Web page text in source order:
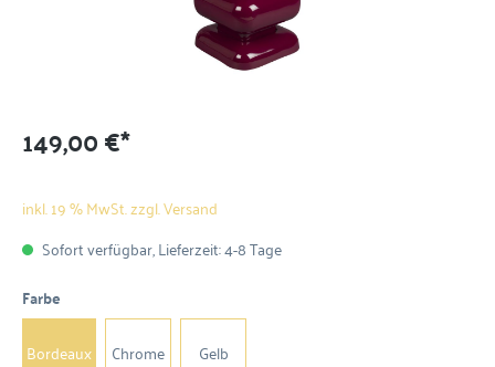
149,00 €*
inkl. 19 % MwSt. zzgl. Versand
Sofort verfügbar, Lieferzeit: 4-8 Tage
Farbe
Bordeaux Chrome Gelb